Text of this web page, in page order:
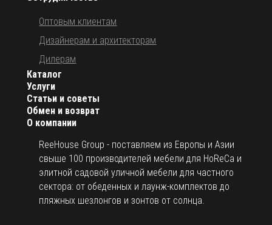
О компании
ReeHouse Group - поставляем из Европы и Азии
свыше 100 производителей мебели для HoReCa и
элитной садовой уличной мебели для частного
сектора: от обеденных и лаунж-комплектов до
пляжных шезлонгов и зонтов от солнца.
Каталог
Услуги
Статьи и советы
Обмен и возврат
Оптовым клиентам
Дизайнерам и архитекторам
Дилерам